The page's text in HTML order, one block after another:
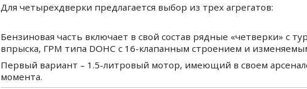
Для четырехдверки предлагается выбор из трех агрегатов:
Бензиновая часть включает в свой состав рядные «четверки» с
впрыска, ГРМ типа DOHC с 16-клапанным строением и
Первый вариант – 1.5-литровый мотор, имеющий в своем
момента.